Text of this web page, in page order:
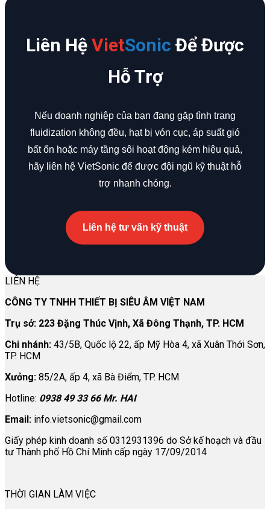
Liên Hệ VietSonic Để Được
Hỗ Trợ
Nếu doanh nghiệp của bạn đang gặp tình trạng
fluidization không đều, hạt bị vón cục, áp suất gió
bất ổn hoặc máy tầng sôi hoạt động kém hiệu quả,
hãy liên hệ VietSonic để được đội ngũ kỹ thuật hỗ
trợ nhanh chóng.
Liên hệ tư vấn kỹ thuật
LIÊN HỆ
CÔNG TY TNHH THIẾT BỊ SIÊU ÂM VIỆT NAM
Trụ sở: 223 Đặng Thúc Vịnh, Xã Đông Thạnh, TP. HCM
Chi nhánh: 43/5B, Quốc lộ 22, ấp Mỹ Hòa 4, xã Xuân Thới Sơn,
TP. HCM
Xưởng: 85/2A, ấp 4, xã Bà Điểm, TP. HCM
Hotline: 0938 49 33 66 Mr. HAI
Email: info.vietsonic@gmail.com
Giấy phép kinh doanh số 0312931396 do Sở kế hoạch và đầu
tư Thành phố Hồ Chí Minh cấp ngày 17/09/2014
THỜI GIAN LÀM VIỆC